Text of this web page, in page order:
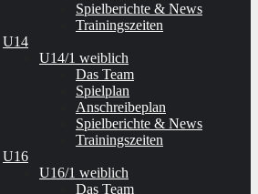
Spielberichte & News
Trainingszeiten
U14
U14/1 weiblich
Das Team
Spielplan
Anschreibeplan
Spielberichte & News
Trainingszeiten
U16
U16/1 weiblich
Das Team